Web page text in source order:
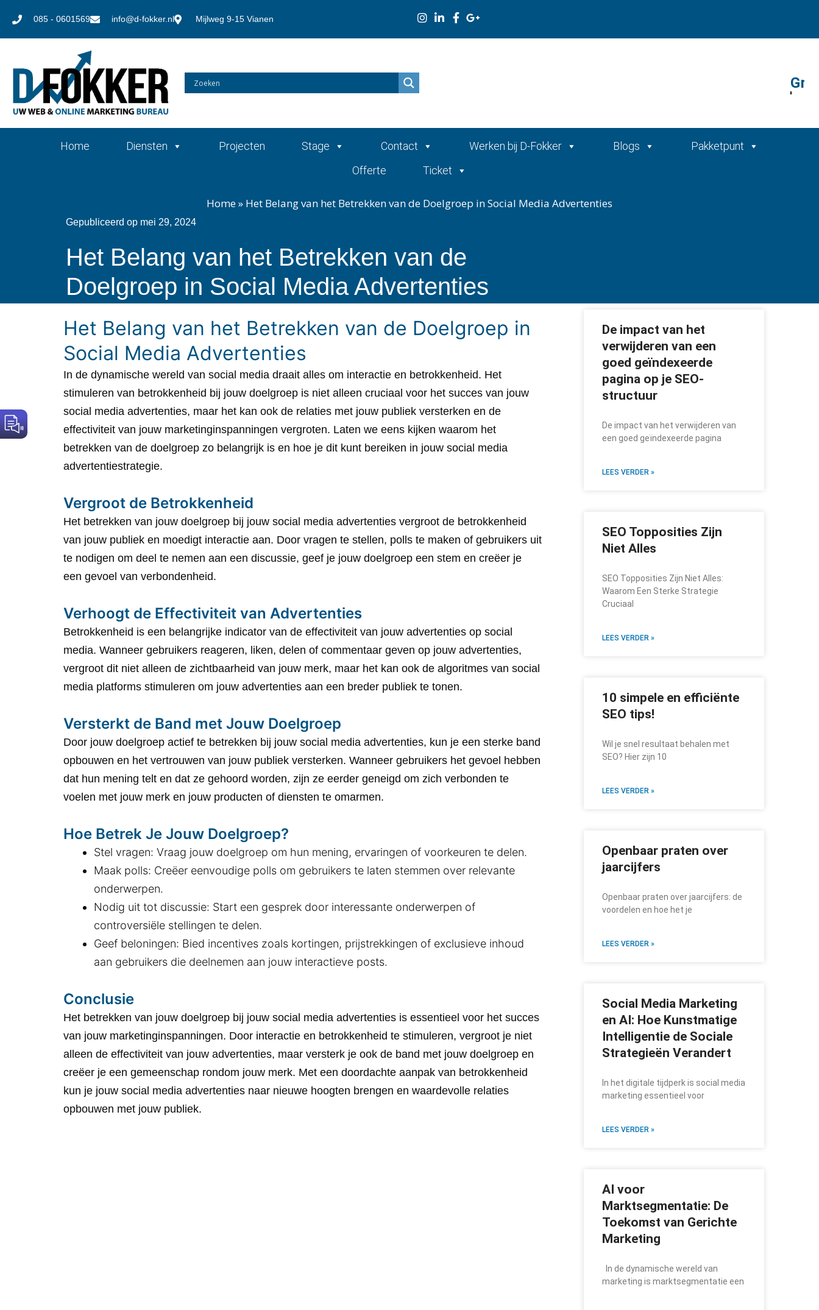
085 - 0601569 info@d-fokker.nl Mijlweg 9-15 Vianen
Gratis offerte
Home Diensten Projecten Stage Contact Werken bij D-Fokker Blogs
Pakketpunt
Offerte
Ticket
Home» Het Belang van het Betrekken van de Doelgroep in Social Media Advertenties
Gepubliceerd op mei 29, 2024
Het Belang van het Betrekken van de
Doelgroep in Social Media Advertenties
Het Belang van het Betrekken van de Doelgroep in
Social Media Advertenties
In de dynamische wereld van social media draait alles om interactie en betrokkenheid. Het
stimuleren van betrokkenheid bij jouw doelgroep is niet alleen cruciaal voor het succes van jouw
social media advertenties, maar het kan ook de relaties met jouw publiek versterken en de
effectiviteit van jouw marketinginspanningen vergroten. Laten we eens kijken waarom het
betrekken van de doelgroep zo belangrijk is en hoe je dit kunt bereiken in jouw social media
advertentiestrategie.
Vergroot de Betrokkenheid
Het betrekken van jouw doelgroep bij jouw social media advertenties vergroot de betrokkenheid
van jouw publiek en moedigt interactie aan. Door vragen te stellen, polls te maken of gebruikers uit
te nodigen om deel te nemen aan een discussie, geef je jouw doelgroep een stem en creëer je
een gevoel van verbondenheid.
Verhoogt de Effectiviteit van Advertenties
Betrokkenheid is een belangrijke indicator van de effectiviteit van jouw advertenties op social
media. Wanneer gebruikers reageren, liken, delen of commentaar geven op jouw advertenties,
vergroot dit niet alleen de zichtbaarheid van jouw merk, maar het kan ook de algoritmes van social
media platforms stimuleren om jouw advertenties aan een breder publiek te tonen.
Versterkt de Band met Jouw Doelgroep
Door jouw doelgroep actief te betrekken bij jouw social media advertenties, kun je een sterke band
opbouwen en het vertrouwen van jouw publiek versterken. Wanneer gebruikers het gevoel hebben
dat hun mening telt en dat ze gehoord worden, zijn ze eerder geneigd om zich verbonden te
voelen met jouw merk en jouw producten of diensten te omarmen.
Hoe Betrek Je Jouw Doelgroep?
Stel vragen: Vraag jouw doelgroep om hun mening, ervaringen of voorkeuren te delen.
Maak polls: Creëer eenvoudige polls om gebruikers te laten stemmen over relevante
onderwerpen.
Nodig uit tot discussie: Start een gesprek door interessante onderwerpen of
controversiële stellingen te delen.
Geef beloningen: Bied incentives zoals kortingen, prijstrekkingen of exclusieve inhoud
aan gebruikers die deelnemen aan jouw interactieve posts.
Conclusie
Het betrekken van jouw doelgroep bij jouw social media advertenties is essentieel voor het succes
van jouw marketinginspanningen. Door interactie en betrokkenheid te stimuleren, vergroot je niet
alleen de effectiviteit van jouw advertenties, maar versterk je ook de band met jouw doelgroep en
creëer je een gemeenschap rondom jouw merk. Met een doordachte aanpak van betrokkenheid
kun je jouw social media advertenties naar nieuwe hoogten brengen en waardevolle relaties
opbouwen met jouw publiek.
De impact van het
verwijderen van een
goed geïndexeerde
pagina op je SEO-
structuur
De impact van het verwijderen van
een goed geïndexeerde pagina
LEES VERDER »
SEO Topposities Zijn
Niet Alles
SEO Topposities Zijn Niet Alles:
Waarom Een Sterke Strategie
Cruciaal
LEES VERDER »
10 simpele en efficiënte
SEO tips!
Wil je snel resultaat behalen met
SEO? Hier zijn 10
LEES VERDER »
Openbaar praten over
jaarcijfers
Openbaar praten over jaarcijfers: de
voordelen en hoe het je
LEES VERDER »
Social Media Marketing
en AI: Hoe Kunstmatige
Intelligentie de Sociale
Strategieën Verandert
In het digitale tijdperk is social media
marketing essentieel voor
LEES VERDER »
AI voor
Marktsegmentatie: De
Toekomst van Gerichte
Marketing
In de dynamische wereld van
marketing is marktsegmentatie een